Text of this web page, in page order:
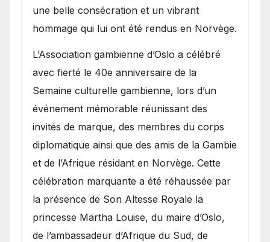
une belle consécration et un vibrant
hommage qui lui ont été rendus en Norvège.
​L’Association gambienne d’Oslo a célébré
avec fierté le 40e anniversaire de la
Semaine culturelle gambienne, lors d’un
événement mémorable réunissant des
invités de marque, des membres du corps
diplomatique ainsi que des amis de la Gambie
et de l’Afrique résidant en Norvège. Cette
célébration marquante a été réhaussée par
la présence de Son Altesse Royale la
princesse Märtha Louise, du maire d’Oslo,
de l’ambassadeur d’Afrique du Sud, de